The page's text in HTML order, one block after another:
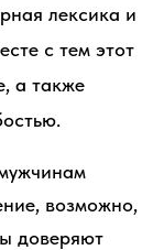
лексика и
с тем этот
а также
возможно,
доверяют